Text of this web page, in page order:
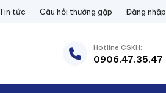
CHÂU
Tin tức Câu hỏi thường gặp Đăng nhập
Hotline CSKH:
0906.47.35.47